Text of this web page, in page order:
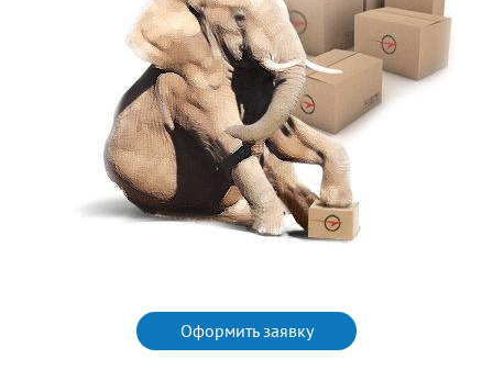
Оформить заявку